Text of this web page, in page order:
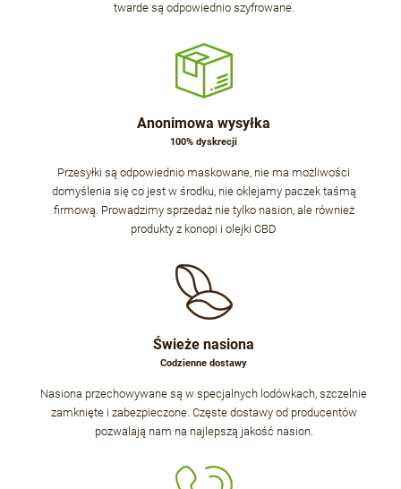
twarde są odpowiednio szyfrowane.
Anonimowa wysyłka
100% dyskrecji
Przesyłki są odpowiednio maskowane, nie ma możliwości
domyślenia się co jest w środku, nie oklejamy paczek taśmą
firmową. Prowadzimy sprzedaż nie tylko nasion, ale również
produkty z konopi i olejki CBD
Świeże nasiona
Codzienne dostawy
Nasiona przechowywane są w specjalnych lodówkach, szczelnie
zamknięte i zabezpieczone. Częste dostawy od producentów
pozwalają nam na najlepszą jakość nasion.